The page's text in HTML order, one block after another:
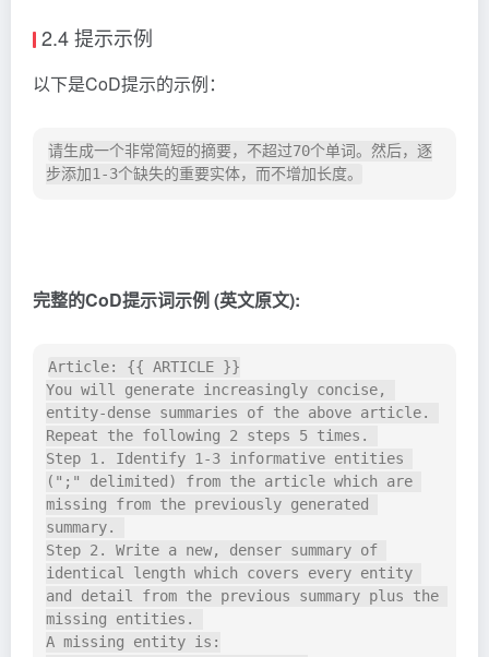
2.4 提示示例
以下是CoD提示的示例：
请生成一个非常简短的摘要，不超过70个单词。然后，逐
完整的CoD提示词示例 (英文原文):
Article: {{ ARTICLE }}
You will generate increasingly concise,
entity-dense summaries of the above article.
Repeat the following 2 steps 5 times.
Step 1. Identify 1-3 informative entities
(";" delimited) from the article which are
missing from the previously generated
summary.
Step 2. Write a new, denser summary of
identical length which covers every entity
and detail from the previous summary plus the
missing entities.
A missing entity is: